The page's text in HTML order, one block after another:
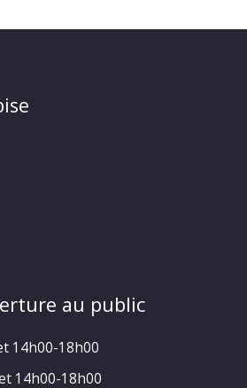
au public
14h00-18h00
14h00-18h00